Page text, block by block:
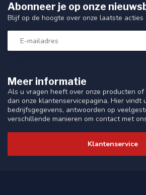
Meer informatie
Als u vragen heeft over onze producten
dan onze klantenservicepagina. Hier vindt
bedrijfsgegevens, antwoorden op
verschillende manieren om contact met
Klantenservice
Abonneer je op onze
Blijf op de hoogte over onze laatste acties